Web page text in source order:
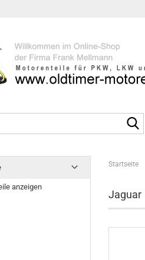
Startseite
Jaguar
anzeigen